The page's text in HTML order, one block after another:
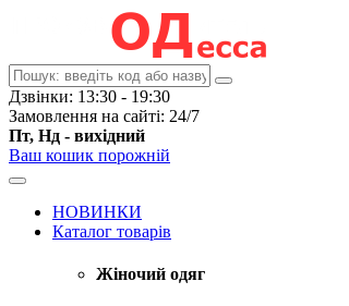
Дзвінки: 13:30 - 19:30
Замовлення на сайті: 24/7
Пт, Нд - вихідний
Ваш кошик порожній
НОВИНКИ
Каталог товарів
Жіночий одяг